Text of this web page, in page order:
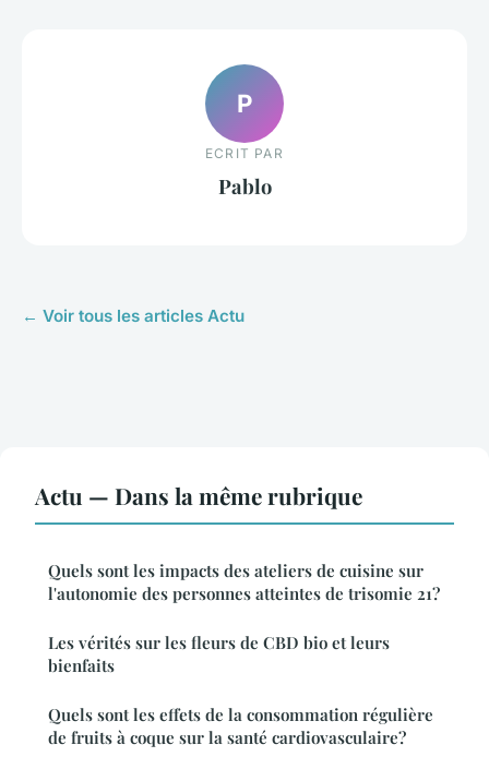
P
ECRIT PAR
Pablo
← Voir tous les articles Actu
Actu — Dans la même rubrique
Quels sont les impacts des ateliers de cuisine sur
l'autonomie des personnes atteintes de trisomie 21?
Les vérités sur les fleurs de CBD bio et leurs
bienfaits
Quels sont les effets de la consommation régulière
de fruits à coque sur la santé cardiovasculaire?